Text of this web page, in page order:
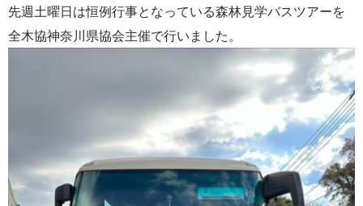
先週土曜日は恒例行事となっている森林見学バスツアーを
全木協神奈川県協会主催で行いました。